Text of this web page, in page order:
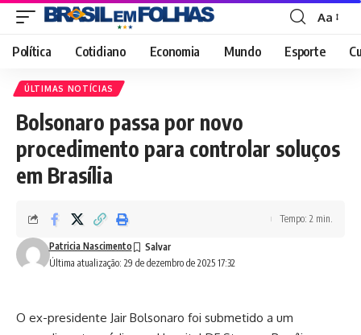
Font
Resizer
Aa
Política Cotidiano Economia Mundo Esporte
ÚLTIMAS NOTÍCIAS
Bolsonaro passa por novo
procedimento para controlar soluços
em Brasília
Última atualização: 29 de dezembro de 2025 17:32
Patricia Nascimento
Tempo: 2 min.
O ex-presidente Jair Bolsonaro foi submetido a um